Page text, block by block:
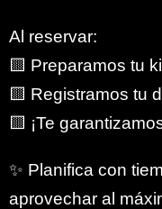
Al reservar:
🟨 Preparamos tu
🟨 Registramos tu
🟨 ¡Te
✨ Planifica con
aprovechar al